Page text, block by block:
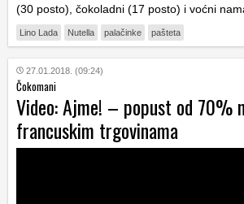
(30 posto), čokoladni (17 posto) i voćni
Lino Lada Nutella palačinke pašteta
27.01.2018. (09:24)
Čokomani
Video: Ajme! – popust od 70%
francuskim trgovinama